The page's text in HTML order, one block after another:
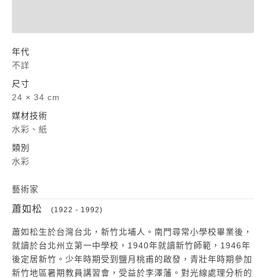
年代
不詳
尺寸
24 × 34 cm
媒材技術
水彩、紙
類別
水彩
藝術家
蕭如松 (1922 - 1992)
蕭如松生於台灣台北，新竹北埔人。南門尋常小學校畢業後，
就讀於台北州立第一中學校，1940年就讀新竹師範，1946年
後定居新竹。少年時期受到鹽月桃甫的啟發，青壯年時期參加
新竹地區暑期教員講習會，受益於李澤藩。對光線處理分析的